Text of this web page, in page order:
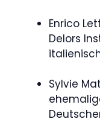
Enrico
Delors
Sylvie